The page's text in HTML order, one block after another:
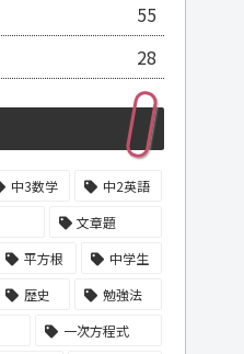
55
28
中3数学
中2英語
文章題
平方根
中学生
歴史
勉強法
一次方程式